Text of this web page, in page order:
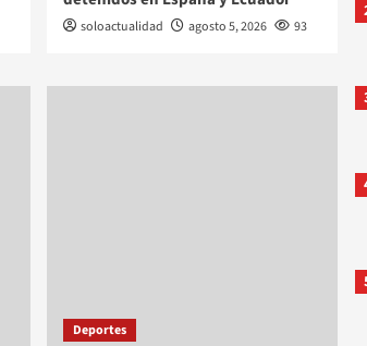
soloactualidad agosto 5, 2026 93
Deportes